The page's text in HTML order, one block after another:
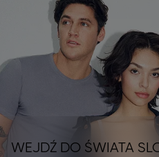
WEJDŹ DO ŚWIATA